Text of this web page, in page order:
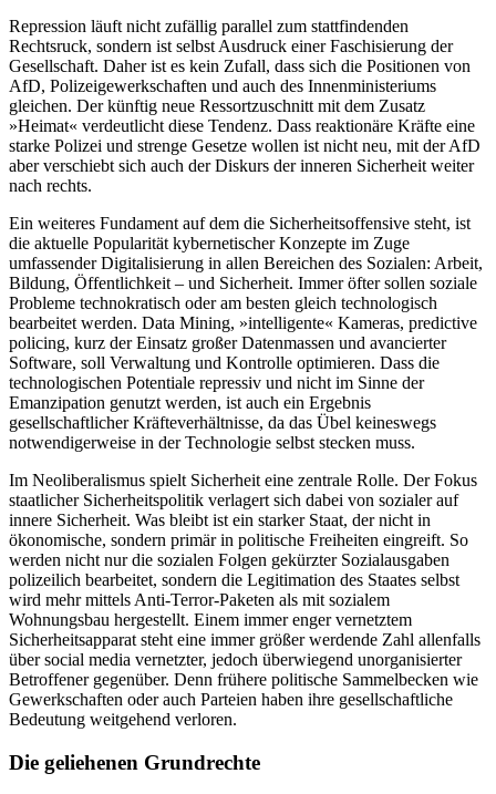
Repression läuft nicht zufällig parallel zum stattfindenden
Rechtsruck, sondern ist selbst Ausdruck einer Faschisierung der
Gesellschaft. Daher ist es kein Zufall, dass sich die Positionen von
AfD, Polizeigewerkschaften und auch des Innenministeriums
gleichen. Der künftig neue Ressortzuschnitt mit dem Zusatz
»Heimat« verdeutlicht diese Tendenz. Dass reaktionäre Kräfte eine
starke Polizei und strenge Gesetze wollen ist nicht neu, mit der AfD
aber verschiebt sich auch der Diskurs der inneren Sicherheit weiter
nach rechts.
Ein weiteres Fundament auf dem die Sicherheitsoffensive steht, ist
die aktuelle Popularität kybernetischer Konzepte im Zuge
umfassender Digitalisierung in allen Bereichen des Sozialen: Arbeit,
Bildung, Öffentlichkeit – und Sicherheit. Immer öfter sollen soziale
Probleme technokratisch oder am besten gleich technologisch
bearbeitet werden. Data Mining, »intelligente« Kameras, predictive
policing, kurz der Einsatz großer Datenmassen und avancierter
Software, soll Verwaltung und Kontrolle optimieren. Dass die
technologischen Potentiale repressiv und nicht im Sinne der
Emanzipation genutzt werden, ist auch ein Ergebnis
gesellschaftlicher Kräfteverhältnisse, da das Übel keineswegs
notwendigerweise in der Technologie selbst stecken muss.
Im Neoliberalismus spielt Sicherheit eine zentrale Rolle. Der Fokus
staatlicher Sicherheitspolitik verlagert sich dabei von sozialer auf
innere Sicherheit. Was bleibt ist ein starker Staat, der nicht in
ökonomische, sondern primär in politische Freiheiten eingreift. So
werden nicht nur die sozialen Folgen gekürzter Sozialausgaben
polizeilich bearbeitet, sondern die Legitimation des Staates selbst
wird mehr mittels Anti-Terror-Paketen als mit sozialem
Wohnungsbau hergestellt. Einem immer enger vernetztem
Sicherheitsapparat steht eine immer größer werdende Zahl allenfalls
über social media vernetzter, jedoch überwiegend unorganisierter
Betroffener gegenüber. Denn frühere politische Sammelbecken wie
Gewerkschaften oder auch Parteien haben ihre gesellschaftliche
Bedeutung weitgehend verloren.
Die geliehenen Grundrechte